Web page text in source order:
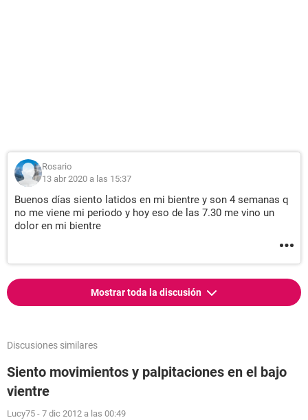
Rosario
13 abr 2020 a las 15:37
Buenos días siento latidos en mi bientre y son 4 semanas q
no me viene mi periodo y hoy eso de las 7.30 me vino un
dolor en mi bientre
Mostrar toda la discusión
Discusiones similares
Siento movimientos y palpitaciones en el bajo
vientre
Lucy75 - 7 dic 2012 a las 00:49